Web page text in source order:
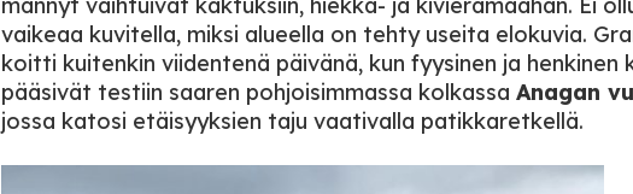
vaikeaa kuvitella, miksi alueella on tehty useita elokuvia.
koitti kuitenkin viidentenä päivänä, kun fyysinen ja henkinen
pääsivät testiin saaren pohjoisimmassa kolkassa Anagan
jossa katosi etäisyyksien taju vaativalla patikkaretkellä.